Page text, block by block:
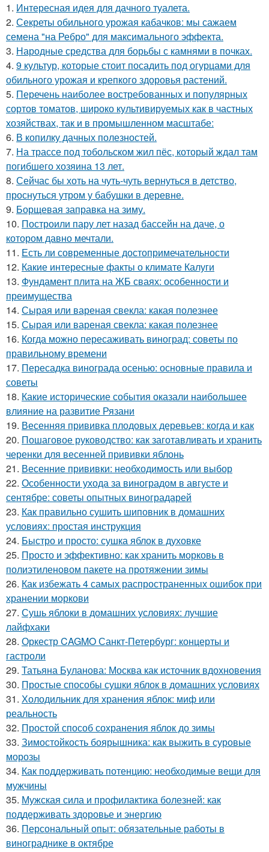
1. Интересная идея для дачного туалета.
2. Секреты обильного урожая кабачков: мы сажаем
семена "на Ребро" для максимального эффекта.
3. Народные средства для борьбы с камнями в почках.
4. 9 культур, которые стоит посадить под огурцами для
обильного урожая и крепкого здоровья растений.
5. Перечень наиболее востребованных и популярных
сортов томатов, широко культивируемых как в частных
хозяйствах, так и в промышленном масштабе:
6. В копилку дачных полезностей.
7. На трассе под тобольском жил пёс, который ждал там
погибшего хозяина 13 лет.
8. Сейчас бы хоть на чуть-чуть вернуться в детство,
проснуться утром у бабушки в деревне.
9. Борщевая заправка на зиму.
10. Построили пару лет назад бассейн на даче, о
котором давно мечтали.
11. Есть ли современные достопримечательности
12. Какие интересные факты о климате Калуги
13. Фундамент плита на ЖБ сваях: особенности и
преимущества
14. Сырая или вареная свекла: какая полезнее
15. Сырая или вареная свекла: какая полезнее
16. Когда можно пересаживать виноград: советы по
правильному времени
17. Пересадка винограда осенью: основные правила и
советы
18. Какие исторические события оказали наибольшее
влияние на развитие Рязани
19. Весенняя прививка плодовых деревьев: когда и как
20. Пошаговое руководство: как заготавливать и хранить
черенки для весенней прививки яблонь
21. Весенние прививки: необходимость или выбор
22. Особенности ухода за виноградом в августе и
сентябре: советы опытных виноградарей
23. Как правильно сушить шиповник в домашних
условиях: простая инструкция
24. Быстро и просто: сушка яблок в духовке
25. Просто и эффективно: как хранить морковь в
полиэтиленовом пакете на протяжении зимы
26. Как избежать 4 самых распространенных ошибок при
хранении моркови
27. Сушь яблоки в домашних условиях: лучшие
лайфхаки
28. Оркестр CAGMO Санкт-Петербург: концерты и
гастроли
29. Татьяна Буланова: Москва как источник вдохновения
30. Простые способы сушки яблок в домашних условиях
31. Холодильник для хранения яблок: миф или
реальность
32. Простой способ сохранения яблок до зимы
33. Зимостойкость боярышника: как выжить в суровые
морозы
34. Как поддерживать потенцию: необходимые вещи для
мужчины
35. Мужская сила и профилактика болезней: как
поддерживать здоровье и энергию
36. Персональный опыт: обязательные работы в
винограднике в октябре